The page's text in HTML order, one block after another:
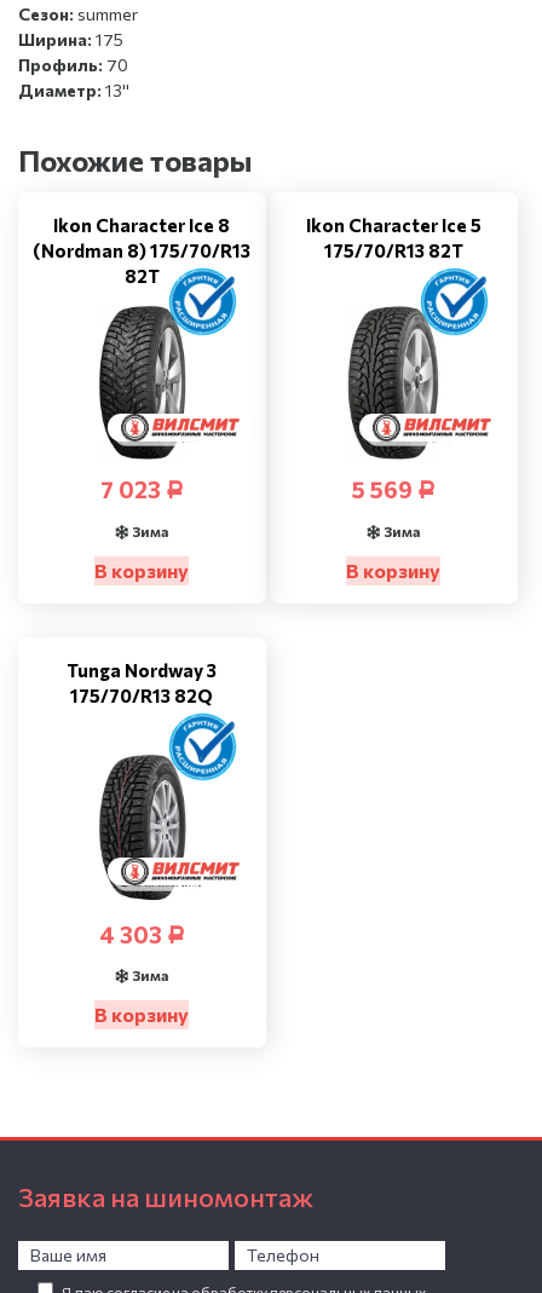
Сезон: summer
Ширина: 175
Профиль: 70
Диаметр: 13''
Похожие товары
Ikon Character Ice 8
(Nordman 8) 175/70/R13
82T
7 023 Р
Зима
В корзину
Ikon Character Ice 5
175/70/R13 82T
5 569 Р
Зима
В корзину
Tunga Nordway 3
175/70/R13 82Q
4 303 Р
Зима
В корзину
Заявка на шиномонтаж